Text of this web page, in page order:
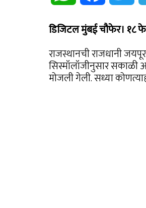
डिजिटल मुंबई चौफेर। १८
राजस्थानची राजधानी
सिस्मॉलॉजीनुसार सकाळी
मोजली गेली. सध्या